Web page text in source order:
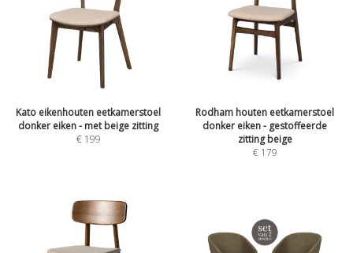
Kato eikenhouten eetkamerstoel
donker eiken - met beige zitting
€ 199
Rodham houten eetkamerstoel
donker eiken - gestoffeerde
zitting beige
€ 179